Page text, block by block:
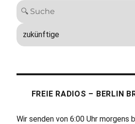
FREIE RADIOS – BERLIN
Wir senden von 6:00 Uhr morgens